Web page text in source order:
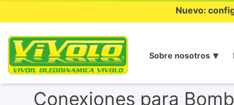
Nuevo:
Sobre nosotros
Conexiones para